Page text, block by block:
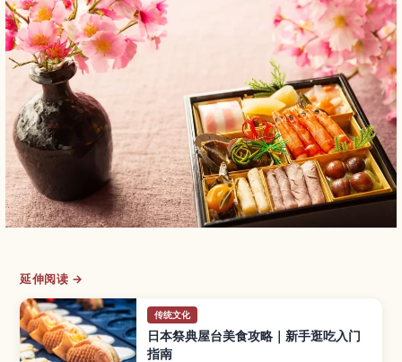
延伸阅读 →
传统文化
日本祭典屋台美食攻略｜新手逛吃入门
指南